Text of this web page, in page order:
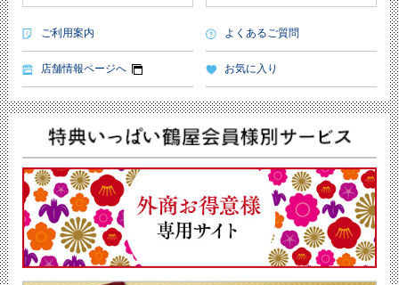
ご利用案内 よくあるご質問
店舗情報ページへ お気に入り